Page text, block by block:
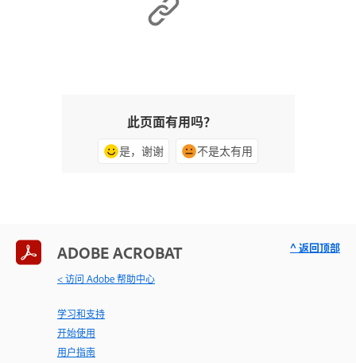
此页面有用吗？
是，谢谢 不是太有用
ADOBE ACROBAT
< 访问 Adobe 帮助中心
学习和支持
开始使用
用户指南
^ 返回顶部